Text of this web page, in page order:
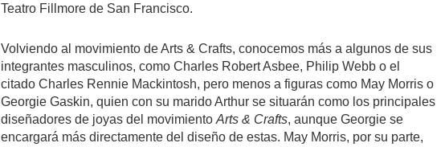
Teatro Fillmore de San Francisco.
Volviendo al movimiento de Arts & Crafts, conocemos más a algunos de sus
integrantes masculinos, como Charles Robert Asbee, Philip Webb o el
citado Charles Rennie Mackintosh, pero menos a figuras como May Morris o
Georgie Gaskin, quien con su marido Arthur se situarán como los principales
diseñadores de joyas del movimientoArts & Crafts, aunque Georgie se
encargará más directamente del diseño de estas. May Morris, por su parte,